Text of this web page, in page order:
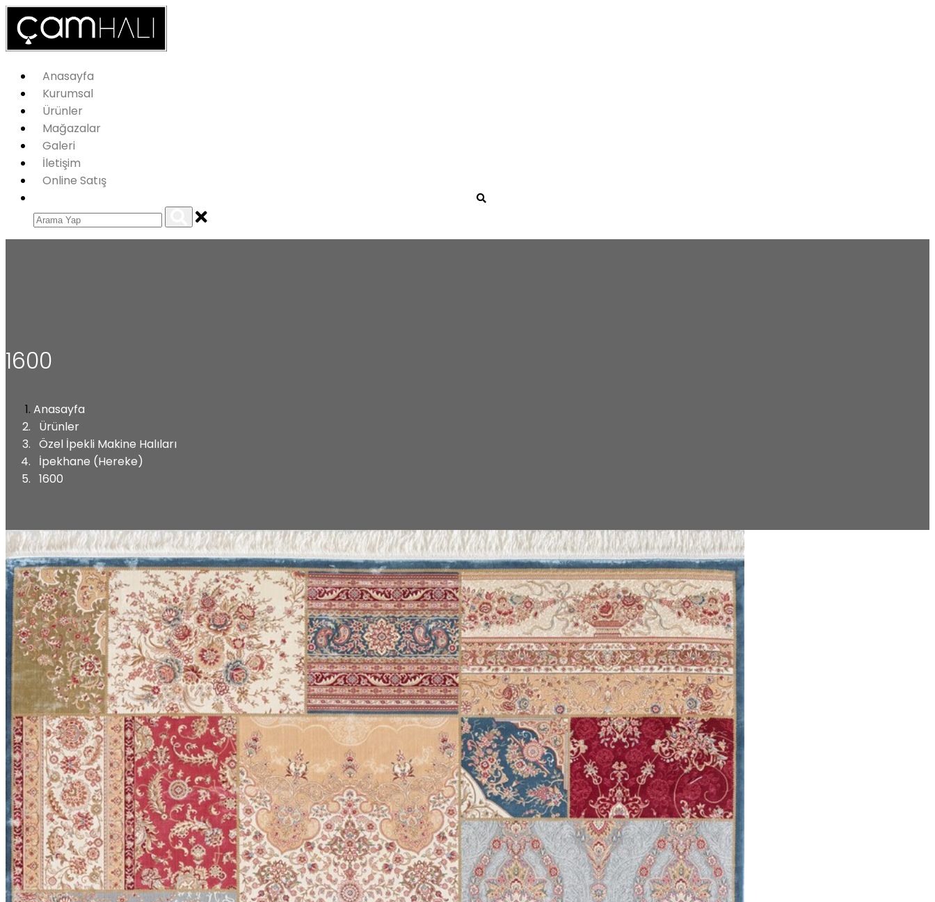
Anasayfa
Kurumsal
Ürünler
Mağazalar
Galeri
İletişim
Online Satış
1600
Anasayfa
Ürünler
Özel İpekli Makine Halıları
İpekhane (Hereke)
1600